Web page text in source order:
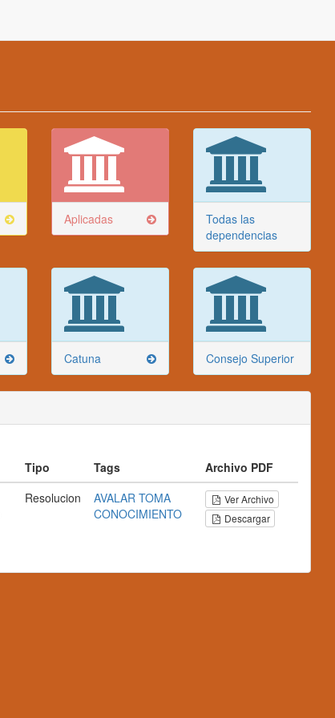
Aplicadas
Todas las
dependencias
Catuna Consejo Superior
Tipo Tags
Archivo PDF
Resolucion
AVALAR TOMA
CONOCIMIENTO
Ver Archivo
Descargar